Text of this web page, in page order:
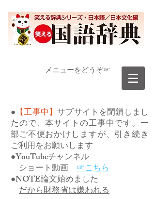
​メニューをどうぞ☞
● 【工事中】サブサイトを閉鎖しまし
たので、本サイトの工事中です。一
部ご不便おかけしますが、引き続き
ご利用をお願いします
●YouTubeチャンネル
ショート動画 ☞こちら
●NOTE論文始めました
だから財務省は嫌われる